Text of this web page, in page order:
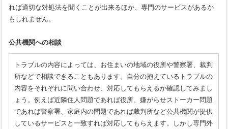
れば適切な対処法を聞くことが出来るほか、専門のサービスがあるか
もしれません。
公共機関への相談
トラブルの内容によっては、お住まいの地域の役所や警察署、裁判
所などで相談できることもあります。自分の抱えているトラブルの
内容をそれぞれに問い合わせ、対応してもらえるか確認してみまし
ょう。例えば近隣住人問題であれば役所、嫌がらせストーカー問題
であれば警察署、家庭内の問題であれば裁判所など公共機関が提供
しているサービスと一致すれば対応してもらえます。しかし専門外